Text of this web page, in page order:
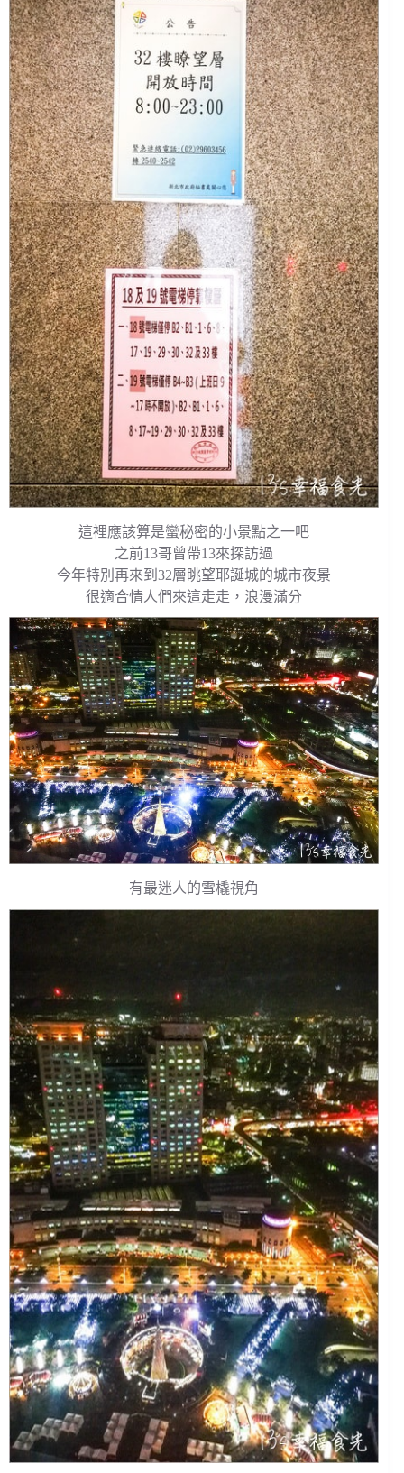
這裡應該算是蠻秘密的小景點之一吧
之前13哥曾帶13來探訪過
今年特別再來到32層眺望耶誕城的城市夜景
很適合情人們來這走走，浪漫滿分
有最迷人的雪橇視角